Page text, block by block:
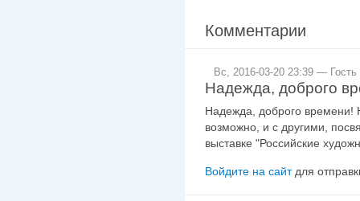
Комментарии
Вс, 2016-03-20 23:39 — Гость
Надежда, доброго
Надежда, доброго времени!
возможно, и с другими,
выставке "Российские
Войдите на сайтдля